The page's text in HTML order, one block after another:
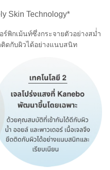
Skin Technology*
พิกเม้นท์ซึ่งกระจายตัวอย่างสม่่ำ
ติดกับผิวได้อย่างแนบสนิท